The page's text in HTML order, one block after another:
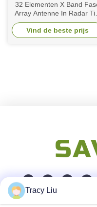
32 Elementen X Band
Array Antenne In Radar Tile
Space Based
Vind de beste prijs
Tracy Liu